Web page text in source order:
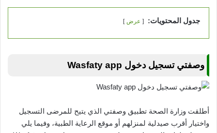
جدول المحتويات: عرض
وصفتي تسجيل دخول Wasfaty app
أطلقت وزارة الصحة تطبيق وصفتي الذي يتيح للمرضى التسجيل
واختيار أقرب صيدلية لمنزلهم أو موقع الرعاية الطبية، وفيما يلي